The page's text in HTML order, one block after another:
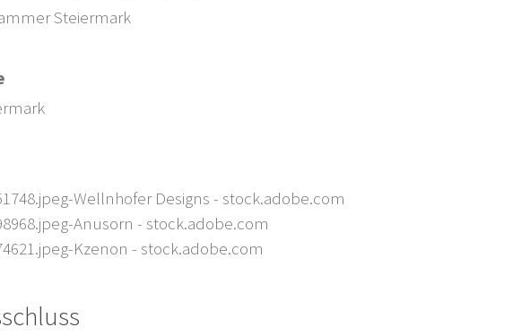
Steiermark
Wellnhofer Designs - stock.adobe.com
Anusorn - stock.adobe.com
Kzenon - stock.adobe.com